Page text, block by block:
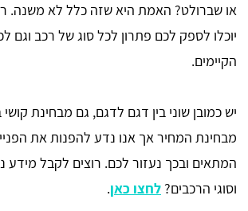
או שברולט? האמת היא שזה כלל לא משנה.
יוכלו לספק לכם פתרון לכל סוג של רכב וגם
הקיימים.
יש כמובן שוני בין דגם לדגם, גם מבחינת
מבחינת המחיר אך אנו נדע להפנות את
המתאים ובכך נעזור לכם. רוצים לקבל מידע
וסוגי הרכבים? לחצו כאן.